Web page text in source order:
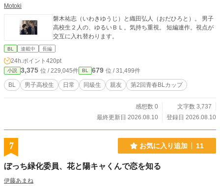
Motoki
磐木祐志（いわきゆうじ）と織田弘人（おだひろと）。 男子
高校生２人の、ゆるいＢＬ。気持ち重視。 短編連作。視点が
交互に入れ替わります。
BL 連載中 長編
24h.ポイント 420pt
小説 3,375 位 / 229,045件 BL 679 位 / 31,499件
BL 男子高校生 日常 同級生 親友 第2回青春BLカップ
感想数 0
文字数 3,737
最終更新日 2026.08.10
登録日 2026.08.10
7 お気に入り追加 11
ぼっち緑化委員、花と陽キャくんで恋を知る
伊藤あまね